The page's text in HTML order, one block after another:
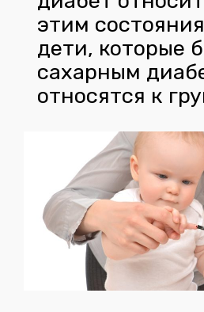
этим
дети, которые
сахарным
относятся к